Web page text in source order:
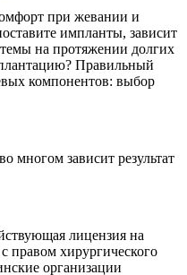
при жевании и
импланты, зависит
на протяжении долгих
Правильный
компонентов: выбор
многом зависит результат
лицензия на
правом хирургического
организации